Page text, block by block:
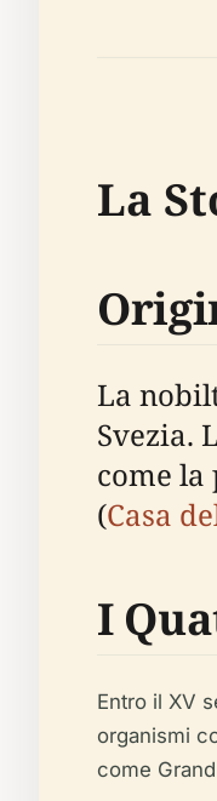
La
La
Svezia.
come
(Casa
I
Entro il XV
organismi
come